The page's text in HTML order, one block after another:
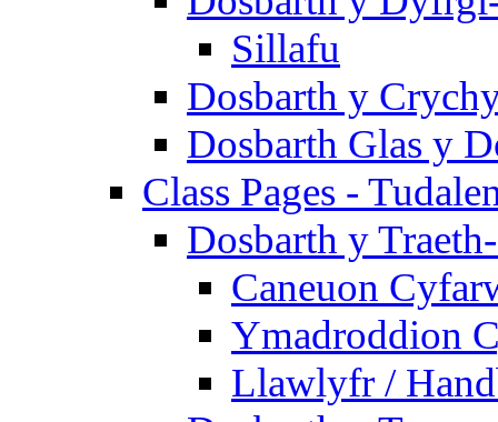
Sillafu
Dosbarth y
Dosbarth Glas y
Class Pages -
Dosbarth y
Caneuon
Ymadroddion
Llawlyfr /